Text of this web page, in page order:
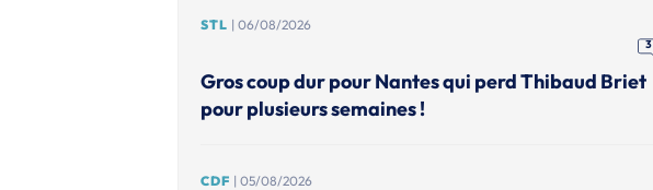
STL | 06/08/2026
3
Gros coup dur pour Nantes qui perd Thibaud Briet
pour plusieurs semaines !
CDF | 05/08/2026